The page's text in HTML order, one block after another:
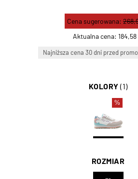
Aktualna cena: 184,58
Cena sugerowana:
Najniższa cena 30 dni przed
KOLORY (1)
%
ROZMIAR